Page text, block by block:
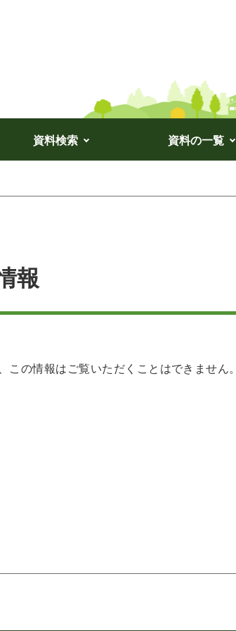
資料検索 資料の一覧
報
この情報はご覧いただくことはできません。